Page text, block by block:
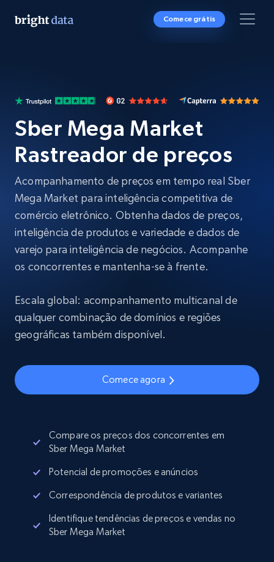
Comece grátis
Sber Mega Market
Rastreador de preços
Acompanhamento de preços em tempo real Sber
Mega Market para inteligência competitiva de
comércio eletrônico. Obtenha dados de preços,
inteligência de produtos e variedade e dados de
varejo para inteligência de negócios. Acompanhe
os concorrentes e mantenha-se à frente.
Escala global: acompanhamento multicanal de
qualquer combinação de domínios e regiões
geográficas também disponível.
Comece agora
Compare os preços dos concorrentes em
Sber Mega Market
Potencial de promoções e anúncios
Correspondência de produtos e variantes
Identifique tendências de preços e vendas no
Sber Mega Market